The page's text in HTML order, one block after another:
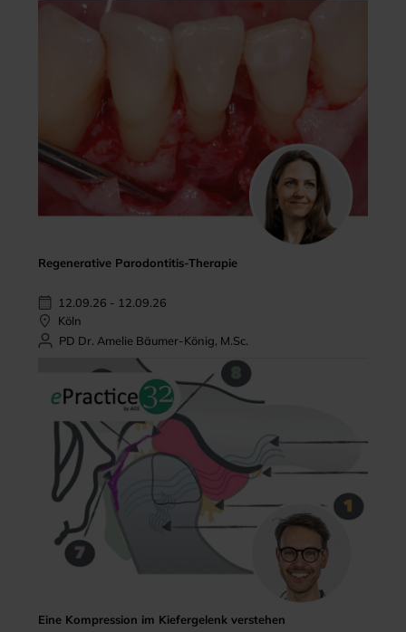
Regenerative Parodontitis-Therapie
12.09.26 - 12.09.26
Köln
PD Dr. Amelie Bäumer-König, M.Sc.
Eine Kompression im Kiefergelenk verstehen